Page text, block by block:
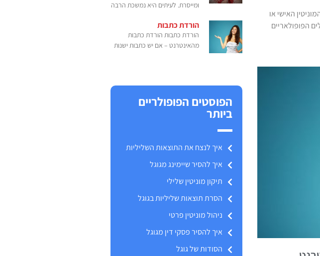
האישי או
הפופולאריים
ומייסרת. לעיתים היא נמשכת הרבה
הורדת כתבות
הורדת כתבות הורדת כתבות
מהאינטרנט – אם יש כתבות ישנות
הפוסטים הפופולריים
ביותר
איך לנצח את התוצאות השליליות
איך להסיר שיימינג מגוגל
תיקון מוניטין שלילי
הסרת תוצאות שליליות בגוגל
ניהול מוניטין פרטי
איך להסיר פסקי דין מגוגל
הסודות של גוגל